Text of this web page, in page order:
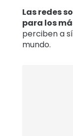
Las redes
para los
perciben a
mundo.